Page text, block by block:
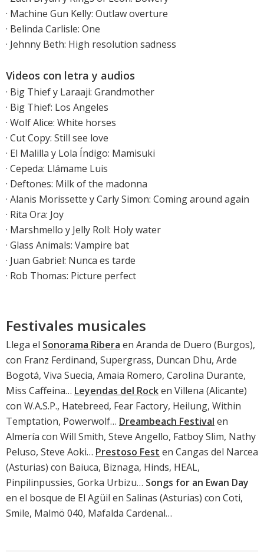
· Machine Gun Kelly: Outlaw overture
· Belinda Carlisle: One
· Jehnny Beth: High resolution sadness
Videos con letra y audios
· Big Thief y Laraaji: Grandmother
· Big Thief: Los Angeles
· Wolf Alice: White horses
· Cut Copy: Still see love
· El Malilla y Lola Índigo: Mamisuki
· Cepeda: Llámame Luis
· Deftones: Milk of the madonna
· Alanis Morissette y Carly Simon: Coming around again
· Rita Ora: Joy
· Marshmello y Jelly Roll: Holy water
· Glass Animals: Vampire bat
· Juan Gabriel: Nunca es tarde
· Rob Thomas: Picture perfect
Festivales musicales
Llega el Sonorama Ribera en Aranda de Duero (Burgos),
con Franz Ferdinand, Supergrass, Duncan Dhu, Arde
Bogotá, Viva Suecia, Amaia Romero, Carolina Durante,
Miss Caffeina… Leyendas del Rocken Villena (Alicante)
con W.A.S.P., Hatebreed, Fear Factory, Heilung, Within
Temptation, Powerwolf… Dreambeach Festival en
Almería con Will Smith, Steve Angello, Fatboy Slim, Nathy
Peluso, Steve Aoki… Prestoso Fest en Cangas del Narcea
(Asturias) con Baiuca, Biznaga, Hinds, HEAL,
Pinpilinpussies, Gorka Urbizu… Songs for an Ewan Day
en el bosque de El Agüil en Salinas (Asturias) con Coti,
Smile, Malmö 040, Mafalda Cardenal…